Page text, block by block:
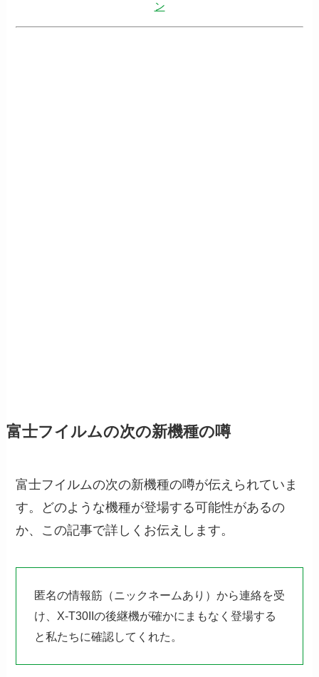
ン
富士フイルムの次の新機種の噂
富士フイルムの次の新機種の噂が伝えられていま
す。どのような機種が登場する可能性があるの
か、この記事で詳しくお伝えします。
匿名の情報筋（ニックネームあり）から連絡を受
け、X-T30IIの後継機が確かにまもなく登場する
と私たちに確認してくれた。